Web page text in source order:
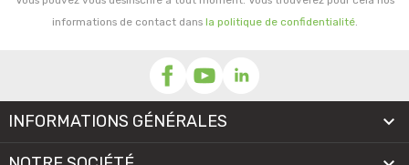
informations de contact dans la politique de confidentialité.
INFORMATIONS GÉNÉRALES 